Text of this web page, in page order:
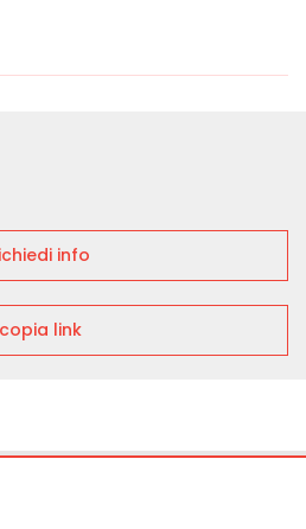
info
copia link